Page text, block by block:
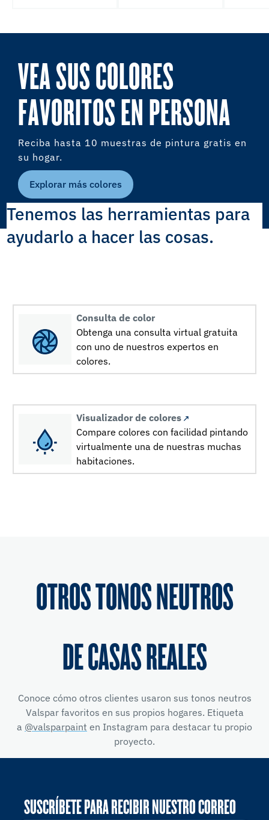
VEA SUS COLORES
FAVORITOS EN PERSONA
Reciba hasta 10 muestras de pintura gratis en
su hogar.
Explorar más colores
Tenemos las herramientas para
ayudarlo a hacer las cosas.
Consulta de color
Obtenga una consulta virtual gratuita
con uno de nuestros expertos en
colores.
Visualizador de colores
Compare colores con facilidad pintando
virtualmente una de nuestras muchas
habitaciones.
OTROS TONOS NEUTROS
DE CASAS REALES
Conoce cómo otros clientes usaron sus tonos neutros
Valspar favoritos en sus propios hogares. Etiqueta
a @valsparpaint en Instagram para destacar tu propio
proyecto.
SUSCRÍBETE PARA RECIBIR NUESTRO CORREO